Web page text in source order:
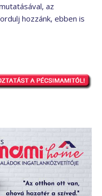
az
hozzánk, ebben is